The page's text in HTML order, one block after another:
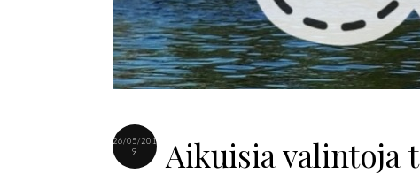
26/05/201
9
Aikuisia valintoja